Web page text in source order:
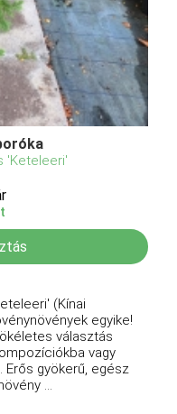
'Keteleeri'
(Kínai
egyike!
választás
vagy
Erős gyökerű, egész
...